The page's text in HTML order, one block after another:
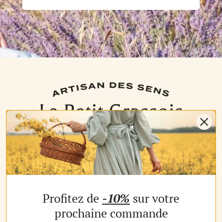
Les parfums
MON COMPTE
Profitez de -10% sur votre
prochaine commande